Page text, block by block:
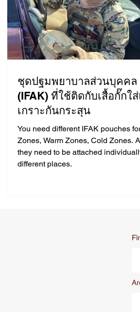
ชุดปฐมพยาบาลส่วนบุคคล
(IFAK) ที่ใช้ติดกับเสื้อกั๊กใส่
เกราะกันกระสุน
You need different IFAK pouches
Zones, Warm Zones, Cold Zones.
they need to be attached
different places.